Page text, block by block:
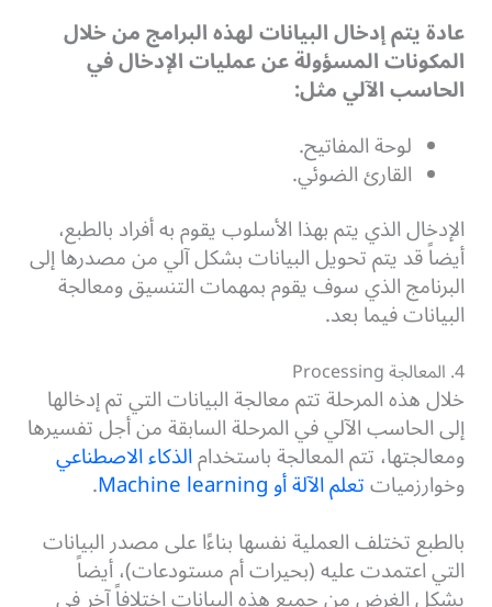
عادة يتم إدخال البيانات لهذه البرامج من خلال
المكونات المسؤولة عن عمليات الإدخال في
الحاسب الآلي مثل:
لوحة المفاتيح.
القارئ الضوئي.
الإدخال الذي يتم بهذا الأسلوب يقوم به أفراد بالطبع،
أيضاً قد يتم تحويل البيانات بشكل آلي من مصدرها إلى
البرنامج الذي سوف يقوم بمهمات التنسيق ومعالجة
البيانات فيما بعد.
4. المعالجة Processing
خلال هذه المرحلة تتم معالجة البيانات التي تم إدخالها
إلى الحاسب الآلي في المرحلة السابقة من أجل تفسيرها
ومعالجتها، تتم المعالجة باستخدامالذكاء الاصطناعي
وخوارزمياتتعلم الآلة أو Machine learning
.
بالطبع تختلف العملية نفسها بناءًا على مصدر البيانات
التي اعتمدت عليه (بحيرات أم مستودعات)، أيضاً